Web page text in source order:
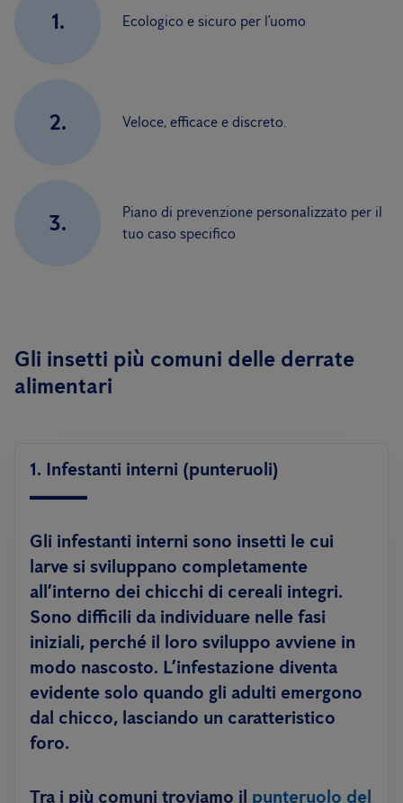
1. Ecologico e sicuro per l’uomo
2. Veloce, efficace e discreto.
3.
Piano di prevenzione personalizzato per il
tuo caso specifico
Gli insetti più comuni delle derrate
alimentari
1. Infestanti interni (punteruoli)
Gli infestanti interni sono insetti le cui
larve si sviluppano completamente
all’interno dei chicchi di cereali integri.
Sono difficili da individuare nelle fasi
iniziali, perché il loro sviluppo avviene in
modo nascosto. L’infestazione diventa
evidente solo quando gli adulti emergono
dal chicco, lasciando un caratteristico
foro.
Tra i più comuni troviamo il punteruolo del